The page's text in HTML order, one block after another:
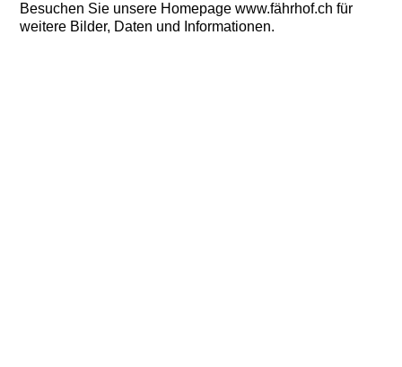
Besuchen Sie unsere Homepage www.fährhof.ch für
weitere Bilder, Daten und Informationen.